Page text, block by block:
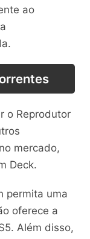
ao
o Reprodutor
mercado,
Deck.
permita uma
oferece a
Além disso,